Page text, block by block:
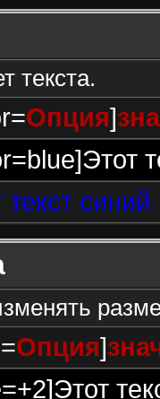
текста.
Опция]
текст синий
Опция]